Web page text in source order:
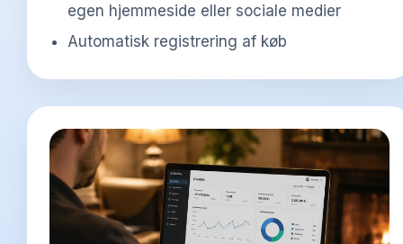
egen hjemmeside eller sociale medier
Automatisk registrering af køb